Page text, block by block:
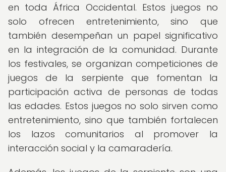
en toda África Occidental. Estos juegos no
solo ofrecen entretenimiento, sino que
también desempeñan un papel significativo
en la integración de la comunidad. Durante
los festivales, se organizan competiciones de
juegos de la serpiente que fomentan la
participación activa de personas de todas
las edades. Estos juegos no solo sirven como
entretenimiento, sino que también fortalecen
los lazos comunitarios al promover la
interacción social y la camaradería.